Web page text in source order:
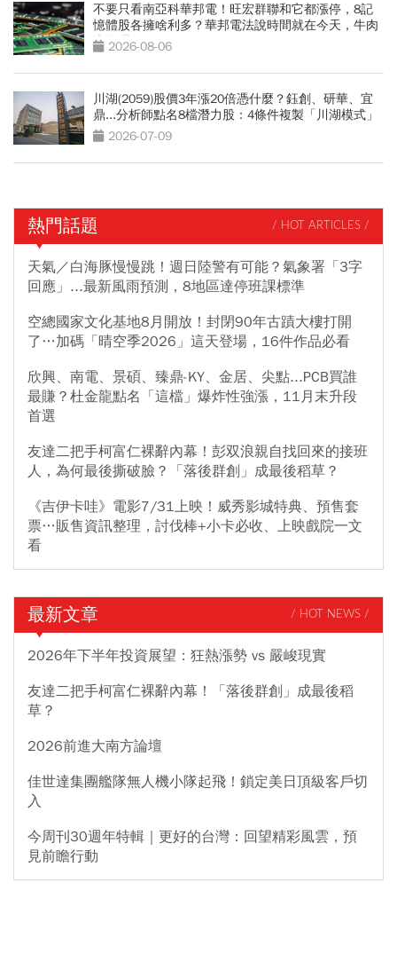
不要只看南亞科華邦電！旺宏群聯和它都漲停，8記
憶體股各擁啥利多？華邦電法說時間就在今天，牛肉
大塊嗎
2026-08-06
川湖(2059)股價3年漲20倍憑什麼？鈺創、研華、宜
鼎...分析師點名8檔潛力股：4條件複製「川湖模式」
2026-07-09
熱門話題 / HOT ARTICLES /
天氣／白海豚慢慢跳！週日陸警有可能？氣象署「3字
回應」...最新風雨預測，8地區達停班課標準
空總國家文化基地8月開放！封閉90年古蹟大樓打開
了…加碼「晴空季2026」這天登場，16件作品必看
欣興、南電、景碩、臻鼎-KY、金居、尖點...PCB買誰
最賺？杜金龍點名「這檔」爆炸性強漲，11月末升段
首選
友達二把手柯富仁裸辭內幕！彭双浪親自找回來的接班
人，為何最後撕破臉？「落後群創」成最後稻草？
《吉伊卡哇》電影7/31上映！威秀影城特典、預售套
票…販售資訊整理，討伐棒+小卡必收、上映戲院一文
看
最新文章 / HOT NEWS /
2026年下半年投資展望：狂熱漲勢 vs 嚴峻現實
友達二把手柯富仁裸辭內幕！「落後群創」成最後稻
草？
2026前進大南方論壇
佳世達集團艦隊無人機小隊起飛！鎖定美日頂級客戶切
入
今周刊30週年特輯｜更好的台灣：回望精彩風雲，預
見前瞻行動